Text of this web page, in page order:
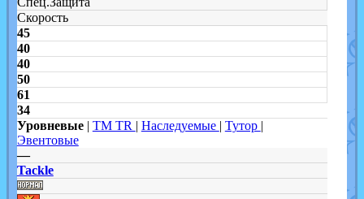
Скорость
45
40
40
50
61
34
Уровневые | TM TR | Наследуемые | Тутор |
Эвентовые
—
Tackle